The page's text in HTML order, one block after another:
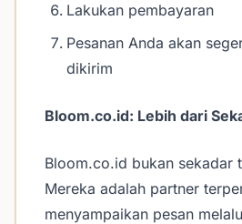
Lakukan pembayaran
Pesanan Anda akan
dikirim
Bloom.co.id: Lebih dari
Bloom.co.id bukan sekadar
Mereka adalah partner
menyampaikan pesan